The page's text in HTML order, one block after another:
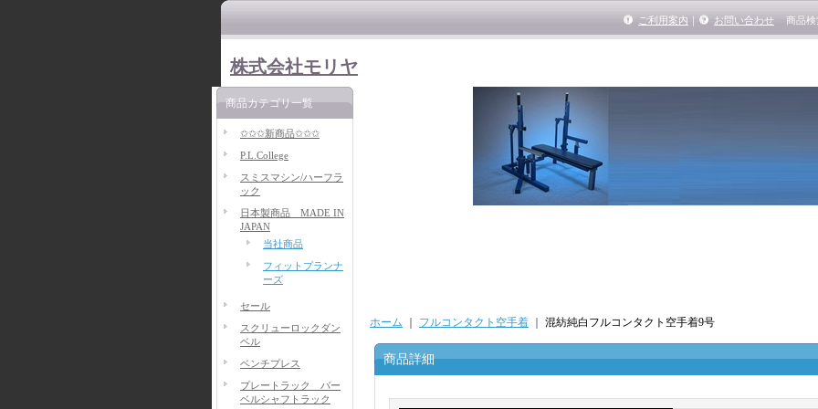
株式会社モリヤ
ご利用案内 ｜ お問い合わせ 商品検
商品カテゴリ一覧
✩✩✩新商品✩✩✩
P.L.College
スミスマシン/ハーフラ
ック
日本製商品 MADE IN
JAPAN
当社商品
フィットプランナ
ーズ
セール
スクリューロックダン
ベル
ベンチプレス
プレートラック バー
ベルシャフトラック
ホーム フルコンタクト空手着 混紡純白フルコンタクト空手着9号
商品詳細